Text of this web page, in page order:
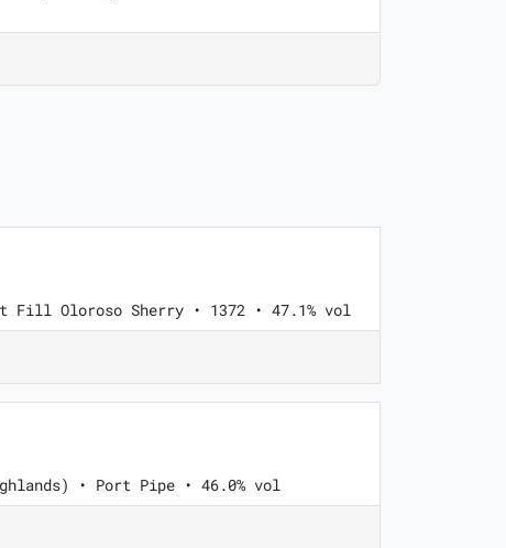
Fill Oloroso Sherry • 1372 • 47.1% vol
• Port Pipe • 46.0% vol